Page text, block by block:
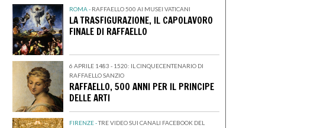
ROMA - RAFFAELLO 500 AI MUSEI VATICANI
LA TRASFIGURAZIONE, IL CAPOLAVORO
FINALE DI RAFFAELLO
6 APRILE 1483 - 1520: IL CINQUECENTENARIO DI
RAFFAELLO SANZIO
RAFFAELLO, 500 ANNI PER IL PRINCIPE
DELLE ARTI
FIRENZE -TRE VIDEO SUI CANALI FACEBOOK DEL